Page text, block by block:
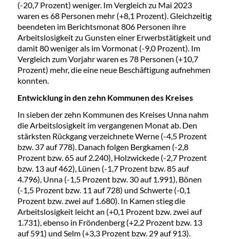
(-20,7 Prozent) weniger. Im Vergleich zu Mai 2023
waren es 68 Personen mehr (+8,1 Prozent). Gleichzeitig
beendeten im Berichtsmonat 806 Personen ihre
Arbeitslosigkeit zu Gunsten einer Erwerbstätigkeit und
damit 80 weniger als im Vormonat (-9,0 Prozent). Im
Vergleich zum Vorjahr waren es 78 Personen (+10,7
Prozent) mehr, die eine neue Beschäftigung aufnehmen
konnten.
Entwicklung in den zehn Kommunen des Kreises
In sieben der zehn Kommunen des Kreises Unna nahm
die Arbeitslosigkeit im vergangenen Monat ab. Den
stärksten Rückgang verzeichnete Werne (-4,5 Prozent
bzw. 37 auf 778). Danach folgen Bergkamen (-2,8
Prozent bzw. 65 auf 2.240), Holzwickede (-2,7 Prozent
bzw. 13 auf 462), Lünen (-1,7 Prozent bzw. 85 auf
4.796), Unna (-1,5 Prozent bzw. 30 auf 1.991), Bönen
(-1,5 Prozent bzw. 11 auf 728) und Schwerte (-0,1
Prozent bzw. zwei auf 1.680). In Kamen stieg die
Arbeitslosigkeit leicht an (+0,1 Prozent bzw. zwei auf
1.731), ebenso in Fröndenberg (+2,2 Prozent bzw. 13
auf 591) und Selm (+3,3 Prozent bzw. 29 auf 913).